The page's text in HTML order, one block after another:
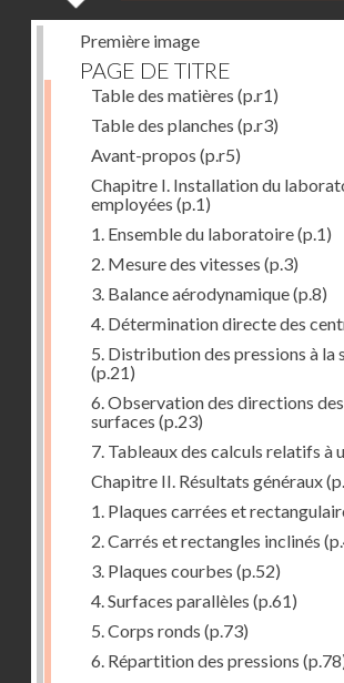
Première image
PAGE DE TITRE
Table des matières (p.r1)
Table des planches (p.r3)
Avant-propos (p.r5)
Chapitre I. Installation du
employées (p.1)
1. Ensemble du laboratoire(p.1)
2. Mesure des vitesses (p.3)
3. Balance aérodynamique(p.8)
4. Détermination directe des
5. Distribution des pressions à la
(p.21)
6. Observation des directions
surfaces (p.23)
7. Tableaux des calculs relatifs à
Chapitre II. Résultats généraux
1. Plaques carrées et
2. Carrés et rectangles inclinés
3. Plaques courbes (p.52)
4. Surfaces parallèles (p.61)
5. Corps ronds (p.73)
6. Répartition des pressions